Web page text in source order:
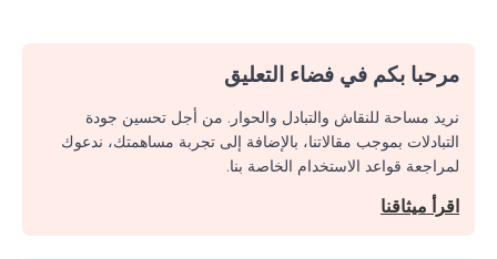
مرحبا بكم في فضاء التعليق
نريد مساحة للنقاش والتبادل والحوار. من أجل تحسين جودة
التبادلات بموجب مقالاتنا، بالإضافة إلى تجربة مساهمتك، ندعوك
لمراجعة قواعد الاستخدام الخاصة بنا.
اقرأ ميثاقنا